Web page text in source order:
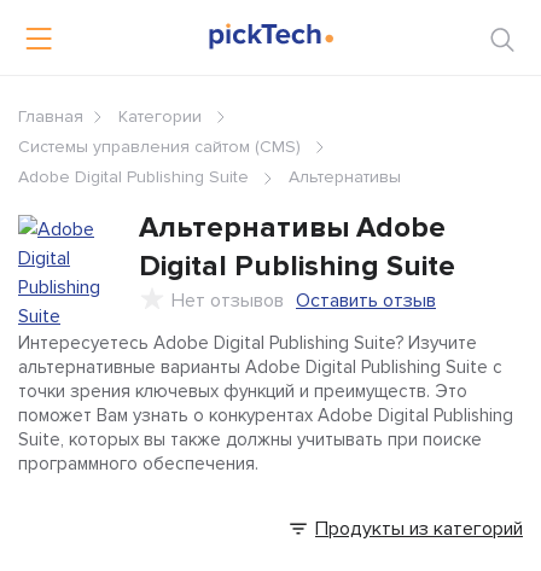
Главная
Категории
Системы управления сайтом (CMS)
Adobe Digital Publishing Suite
Альтернативы
Альтернативы Adobe
Digital Publishing Suite
Нет отзывов Оставить отзыв
Интересуетесь Adobe Digital Publishing Suite? Изучите
альтернативные варианты Adobe Digital Publishing Suite с
точки зрения ключевых функций и преимуществ. Это
поможет Вам узнать о конкурентах Adobe Digital Publishing
Suite, которых вы также должны учитывать при поиске
программного обеспечения.
Продукты из категорий